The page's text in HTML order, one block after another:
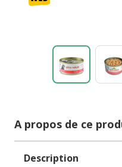
A propos de ce
Description